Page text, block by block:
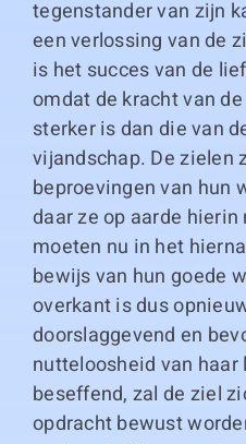
tegenstander van zijn
een verlossing van de
is het succes van de
omdat de kracht van
sterker is dan die van
vijandschap. De zielen
beproevingen van hun
daar ze op aarde
moeten nu in het
bewijs van hun goede
overkant is dus
doorslaggevend en
nutteloosheid van haar
beseffend, zal de ziel
opdracht bewust